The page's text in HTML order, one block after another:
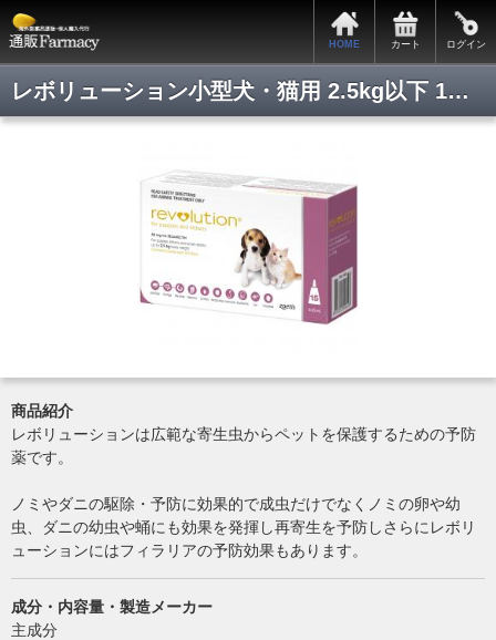
HOME カート ログイン
レボリューション小型犬・猫用 2.5kg以下 1箱3本入り
商品紹介
レボリューションは広範な寄生虫からペットを保護するための予防
薬です。
ノミやダニの駆除・予防に効果的で成虫だけでなくノミの卵や幼
虫、ダニの幼虫や蛹にも効果を発揮し再寄生を予防しさらにレボリ
ューションにはフィラリアの予防効果もあります。
成分・内容量・製造メーカー
主成分
サポートメニュー
会員ログイン 新規会員登録
特定商取引法表記
お問い合わせ
Copyright © 2014. 通販ファーマシー All rights reserved.